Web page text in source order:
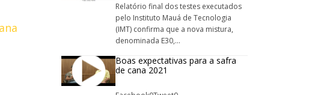
Relatório final dos testes executados
pelo Instituto Mauá de Tecnologia
(IMT) confirma que a nova mistura,
denominada E30,...
Boas expectativas para a safra
de cana 2021